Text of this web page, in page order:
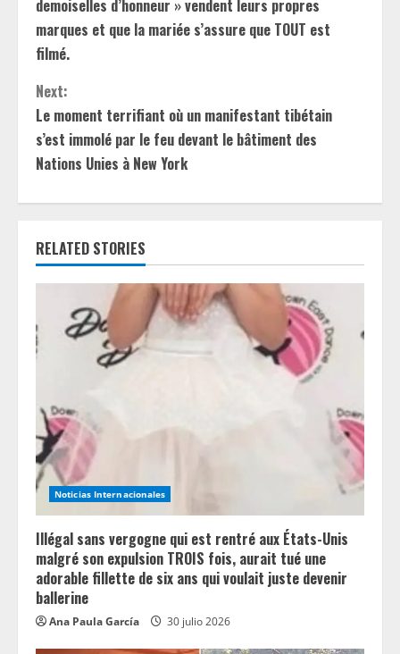
t
i
n
u
e
R
e
a
d
i
n
g
demoiselles d’honneur » vendent leurs propres
marques et que la mariée s’assure que TOUT est
filmé.
Next:
Le moment terrifiant où un manifestant tibétain
s’est immolé par le feu devant le bâtiment des
Nations Unies à New York
RELATED STORIES
Noticias Internacionales
Illégal sans vergogne qui est rentré aux États-Unis
malgré son expulsion TROIS fois, aurait tué une
adorable fillette de six ans qui voulait juste devenir
ballerine
Ana Paula García 30 julio 2026